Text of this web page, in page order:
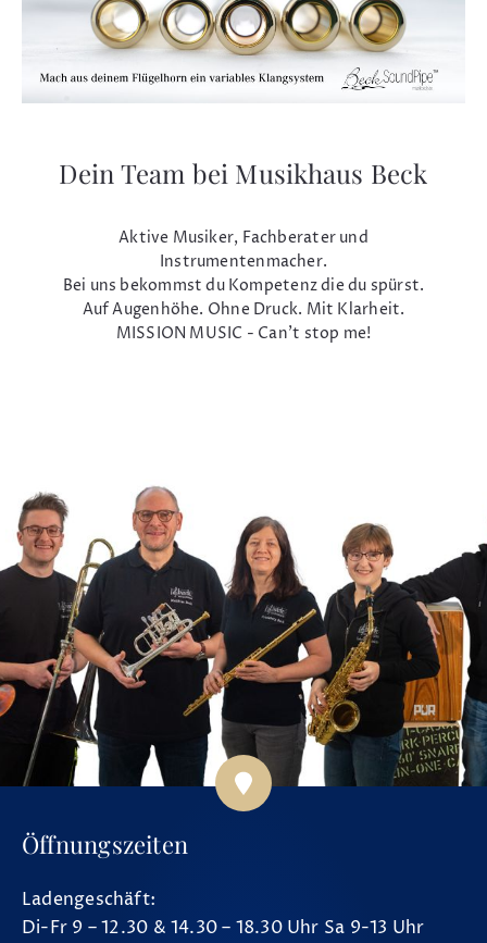
Dein Team bei Musikhaus Beck
Aktive Musiker, Fachberater und
Instrumentenmacher.
Bei uns bekommst du Kompetenz die du spürst.
Auf Augenhöhe. Ohne Druck. Mit Klarheit.
MISSION MUSIC - Can't stop me!
Öffnungszeiten
Ladengeschäft:
Di-Fr 9 – 12.30 & 14.30 – 18.30 Uhr Sa 9-13 Uhr